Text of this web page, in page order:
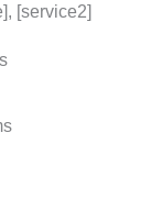
[service2]